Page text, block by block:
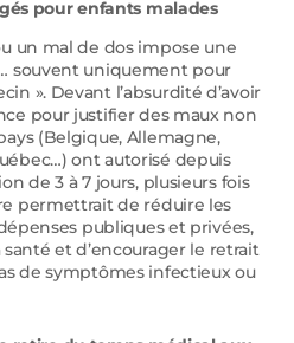
pour enfants malades
un mal de dos impose une
souvent uniquement pour
». Devant l’absurdité d’avoir
pour justifier des maux non
(Belgique, Allemagne,
ont autorisé depuis
de 3 à 7 jours, plusieurs fois
permettrait de réduire les
publiques et privées,
et d’encourager le retrait
de symptômes infectieux ou